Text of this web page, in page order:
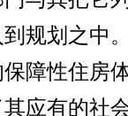
规划之中
性住房体
应有的社